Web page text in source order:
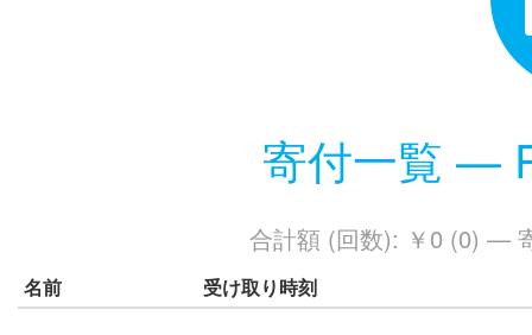
寄付一覧 —
合計額 (回数): ￥0 (0) —
名前 受け取り時刻